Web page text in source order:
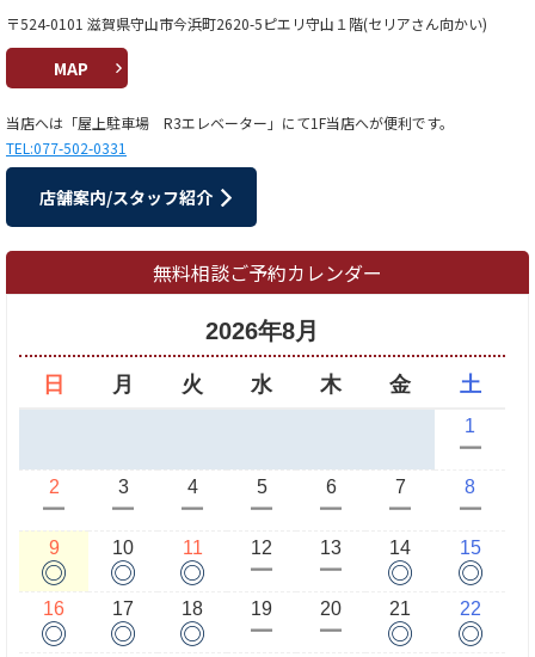
〒524-0101 滋賀県守山市今浜町2620-5ピエリ守山１階(セリアさん向かい)
MAP
当店へは「屋上駐車場 R3エレベーター」にて1F当店へが便利です。
TEL:077-502-0331
店舗案内/スタッフ紹介
無料相談ご予約カレンダー
2026年8月
日 月 火 水 木 金 土
1
ー
2
ー
3
ー
4
ー
5
ー
6
ー
7
ー
8
ー
9
◎
10
◎
11
◎
12
ー
13
ー
14
◎
15
◎
16
◎
17
◎
18
◎
19
ー
20
ー
21
◎
22
◎